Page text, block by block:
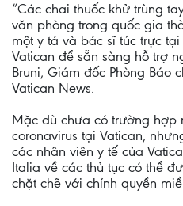
“Các chai thuốc khử trùng
văn phòng trong quốc gia
một y tá và bác sĩ túc trực
Vatican để sẵn sàng hỗ trợ
Bruni, Giám đốc Phòng Báo
Vatican News.
Mặc dù chưa có trường hợp
coronavirus tại Vatican,
các nhân viên y tế của
Italia về các thủ tục có thể
chặt chẽ với chính quyền